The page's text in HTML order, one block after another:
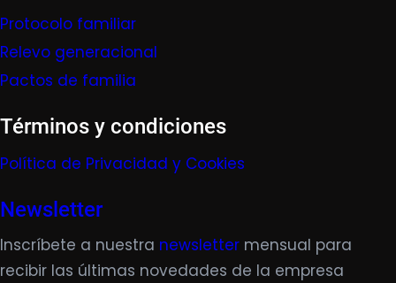
Protocolo familiar
Relevo generacional
Pactos de familia
Términos y condiciones
Política de Privacidad y Cookies
Newsletter
Inscríbete a nuestra newsletter mensual para
recibir las últimas novedades de la empresa